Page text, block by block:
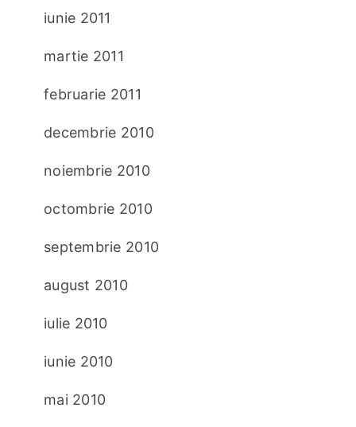
iunie 2011
martie 2011
februarie 2011
decembrie 2010
noiembrie 2010
octombrie 2010
septembrie 2010
august 2010
iulie 2010
iunie 2010
mai 2010